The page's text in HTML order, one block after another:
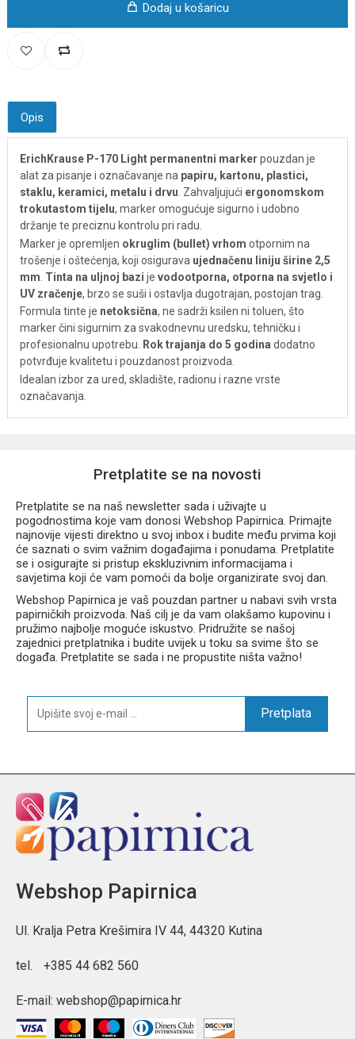
Dodaj u košaricu
Opis
ErichKrause P-170 Light permanentni marker pouzdan je
alat za pisanje i označavanje na papiru, kartonu, plastici,
staklu, keramici, metalu i drvu. Zahvaljujući ergonomskom
trokutastom tijelu, marker omogućuje sigurno i udobno
držanje te preciznu kontrolu pri radu.
Marker je opremljen okruglim (bullet) vrhom otpornim na
trošenje i oštećenja, koji osigurava ujednačenu liniju širine 2,5
mm Tinta na uljnoj bazi je vodootporna, otporna na svjetlo i
UV zračenje, brzo se suši i ostavlja dugotrajan, postojan trag.
Formula tinte je netoksična, ne sadrži ksilen ni toluen, što
marker čini sigurnim za svakodnevnu uredsku, tehničku i
profesionalnu upotrebu.
Rok trajanja do 5 godina dodatno
potvrđuje kvalitetu i pouzdanost proizvoda.
Idealan izbor za ured, skladište, radionu i razne vrste
označavanja.
Pretplatite se na novosti
Pretplatite se na naš newsletter sada i uživajte u
pogodnostima koje vam donosi Webshop Papirnica. Primajte
najnovije vijesti direktno u svoj inbox i budite među prvima koji
će saznati o svim važnim događajima i ponudama. Pretplatite
se i osigurajte si pristup ekskluzivnim informacijama i
savjetima koji će vam pomoći da bolje organizirate svoj dan.
Webshop Papirnica je vaš pouzdan partner u nabavi svih vrsta
papirničkih proizvoda. Naš cilj je da vam olakšamo kupovinu i
pružimo najbolje moguće iskustvo. Pridružite se našoj
zajednici pretplatnika i budite uvijek u toku sa svime što se
događa. Pretplatite se sada i ne propustite ništa važno!
Pretplata
Webshop Papirnica
Ul. Kralja Petra Krešimira IV 44, 44320 Kutina
tel. +385 44 682 560
E-mail: webshop@papirnica.hr